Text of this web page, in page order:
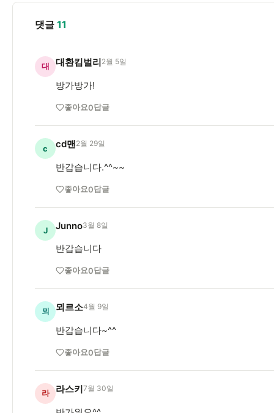
댓글 11
대 대환킴벌리2월 5일
방가방가!
좋아요0답글
c cd맨2월 29일
반갑습니다.^^~~
좋아요0답글
J Junno3월 8일
반갑습니다
좋아요0답글
뫼 뫼르소4월 9일
반갑습니다~^^
좋아요0답글
라 라스키7월 30일